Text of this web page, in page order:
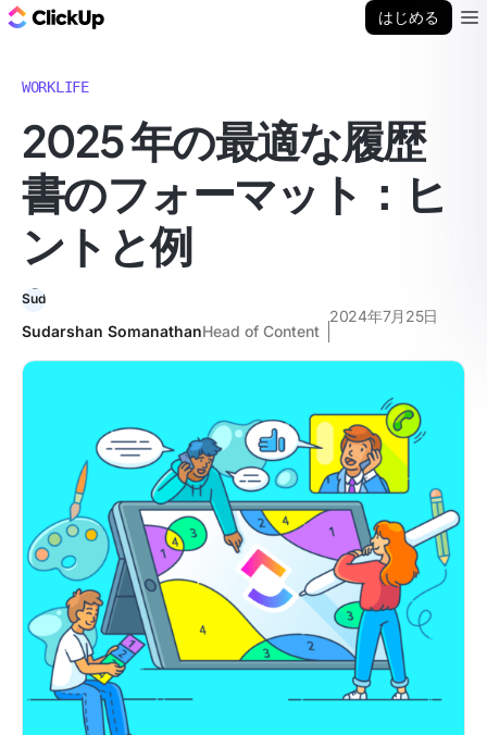
はじめる
WORKLIFE
2025 年の最適な履歴
書のフォーマット：ヒ
ントと例
Sudarshan SomanathanHead of Content
2024年7月25日